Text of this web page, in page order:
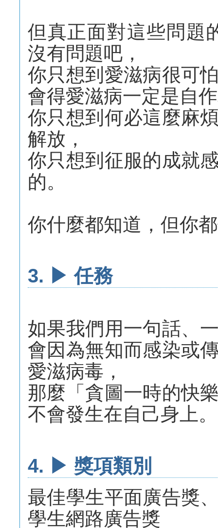
但真正面對這些問題
沒有問題吧，
你只想到愛滋病很可
會得愛滋病一定是自
你只想到何必這麼麻
解放，
你只想到征服的成就
的。
你什麼都知道，但你
3. ▶ 任務
如果我們用一句話、
會因為無知而感染或
愛滋病毒，
那麼「貪圖一時的快
不會發生在自己身上。
4. ▶ 獎項類別
最佳學生平面廣告獎
學生網路廣告獎